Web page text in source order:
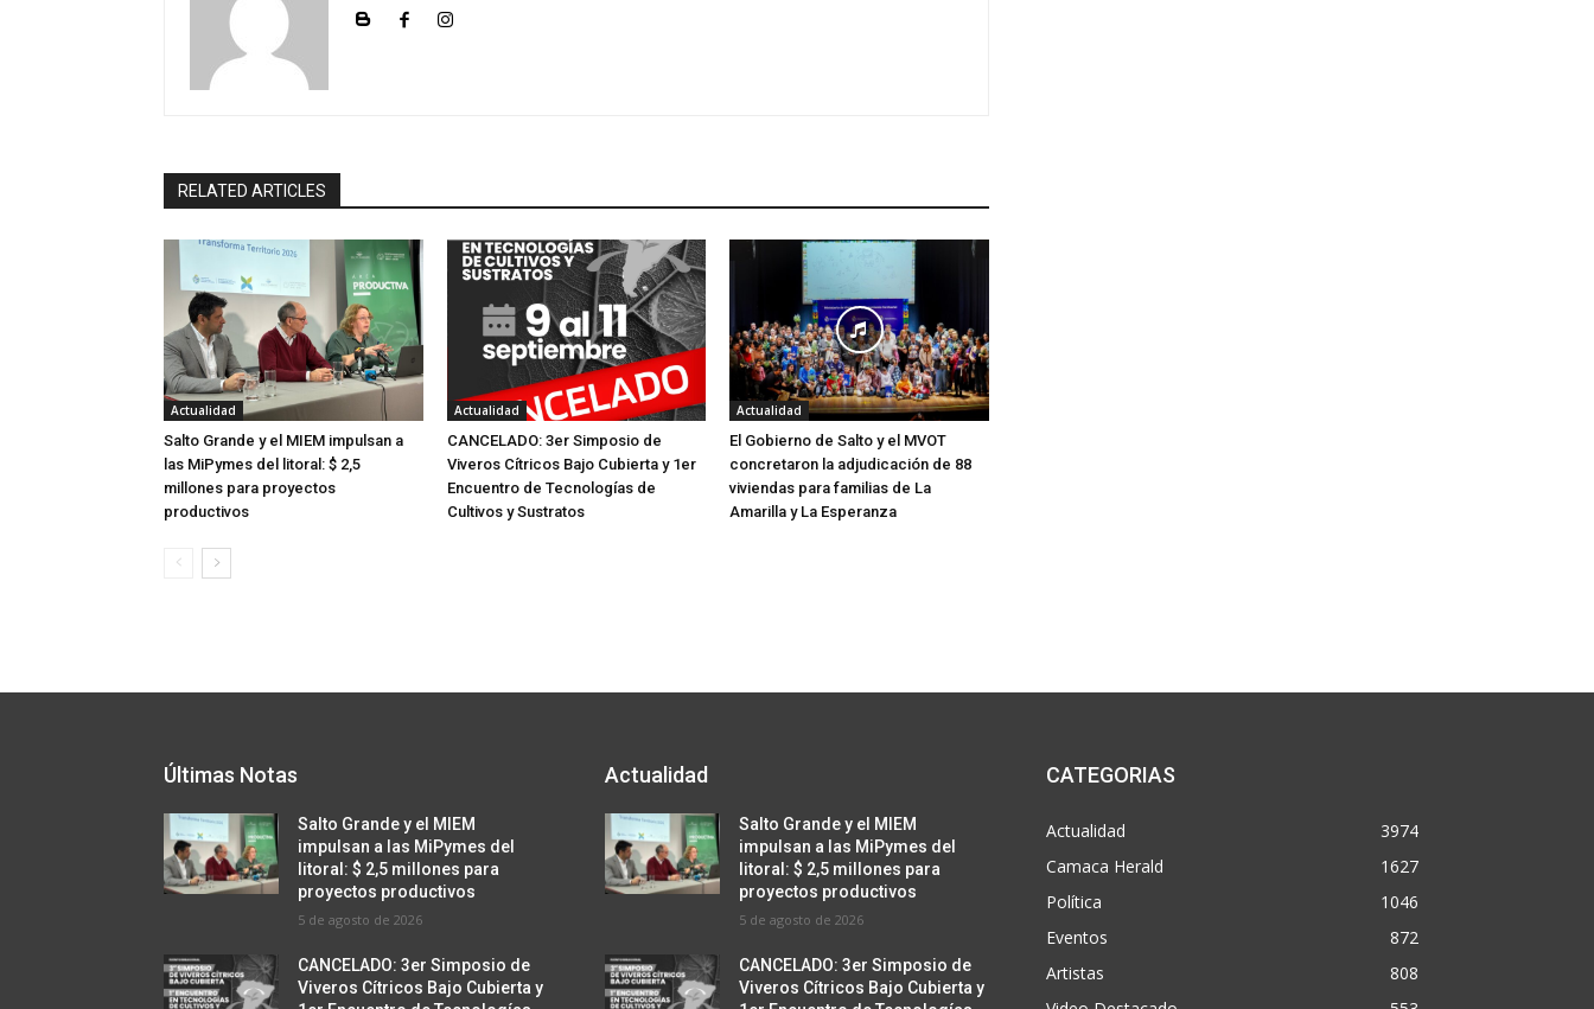
RELATED ARTICLES
Actualidad
Salto Grande y el MIEM impulsan a
las MiPymes del litoral: $ 2,5
millones para proyectos
productivos
Actualidad
CANCELADO: 3er Simposio de
Viveros Cítricos Bajo Cubierta y 1er
Encuentro de Tecnologías de
Cultivos y Sustratos
Actualidad
El Gobierno de Salto y el MVOT
concretaron la adjudicación de 88
viviendas para familias de La
Amarilla y La Esperanza
Últimas Notas
Salto Grande y el MIEM
impulsan a las MiPymes del
litoral: $ 2,5 millones para
proyectos productivos
5 de agosto de 2026
CANCELADO: 3er Simposio de
Viveros Cítricos Bajo Cubierta y
Actualidad
Salto Grande y el MIEM
impulsan a las MiPymes del
litoral: $ 2,5 millones para
proyectos productivos
5 de agosto de 2026
CANCELADO: 3er Simposio de
Viveros Cítricos Bajo Cubierta y
CATEGORIAS
Actualidad
3974
Camaca Herald
1627
Política
1046
Eventos
872
Artistas
808